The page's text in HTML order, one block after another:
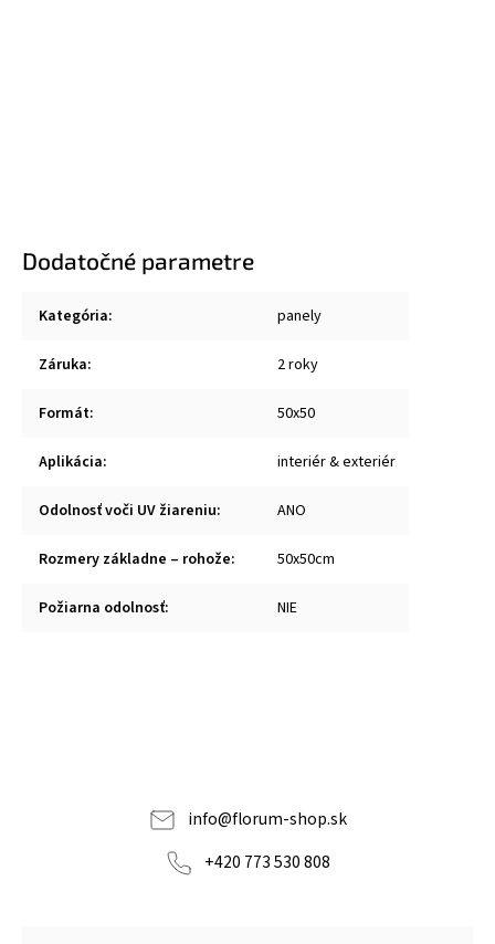
Dodatočné parametre
Kategória: panely
Záruka: 2 roky
Formát: 50x50
Aplikácia: interiér & exteriér
Odolnosť voči UV žiareniu: ANO
Rozmery základne – rohože: 50x50cm
Požiarna odolnosť: NIE
info@florum-shop.sk
+420 773 530 808